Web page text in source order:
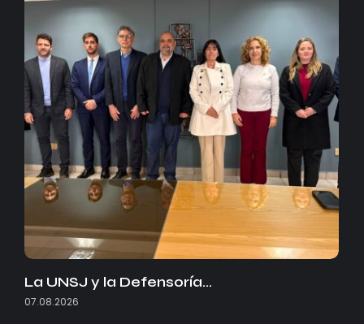
La UNSJ y la Defensoría…
07.08.2026